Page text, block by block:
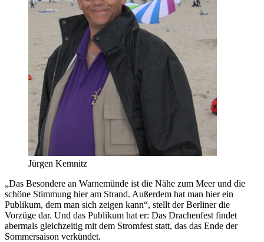
Jürgen Kemnitz
„Das Besondere an Warnemünde ist die Nähe zum Meer und die
schöne Stimmung hier am Strand. Außerdem hat man hier ein
Publikum, dem man sich zeigen kann“, stellt der Berliner die
Vorzüge dar. Und das Publikum hat er: Das Drachenfest findet
abermals gleichzeitig mit dem Stromfest statt, das das Ende der
Sommersaison verkündet.